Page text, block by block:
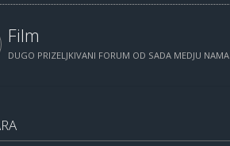
Film
DUGO PRIZELJKIVANI FORUM OD SADA MEDJU